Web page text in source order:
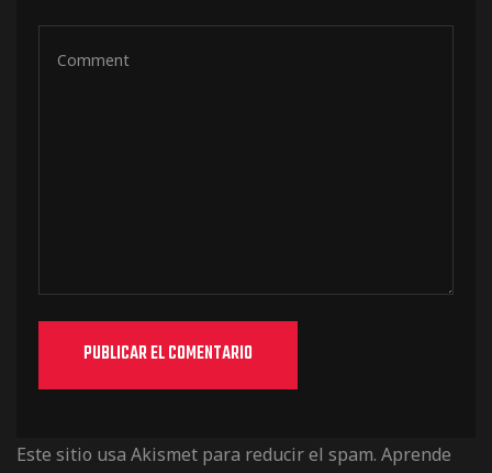
Este sitio usa Akismet para reducir el spam. Aprende